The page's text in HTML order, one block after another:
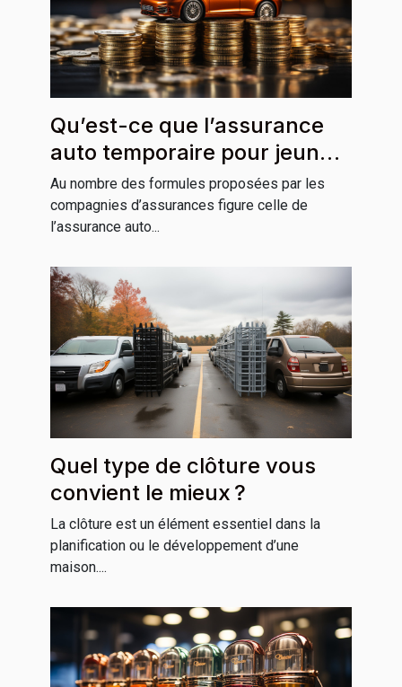
Qu’est-ce que l’assurance
auto temporaire pour jeune
conducteur ?
Au nombre des formules proposées par les
compagnies d’assurances figure celle de
l’assurance auto...
Quel type de clôture vous
convient le mieux ?
La clôture est un élément essentiel dans la
planification ou le développement d’une
maison....